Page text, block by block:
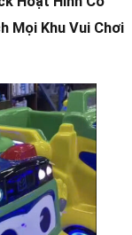
Mọi Khu Vui Chơi